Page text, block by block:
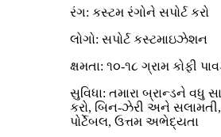
રંગ: કસ્ટમ રંગોને સપોર્ટ કરો
લોગો: સપોર્ટ કસ્ટમાઇઝેશન
ક્ષમતા: ૧૦-૧૮ ગ્રામ કોફી
સુવિધા: તમારા બ્રાન્ડને વધુ
કરો, બિન-ઝેરી અને સલામતી,
પોર્ટેબલ, ઉત્તમ અભેદ્યતા